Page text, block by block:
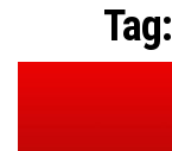
Tag: